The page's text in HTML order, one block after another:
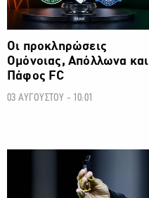
Οι προκληρώσεις
Ομόνοιας, Aπόλλωνα και
Πάφος FC
03 ΑΥΓΟΥΣΤΟΥ - 10:01
ΠΟΔΟΣΦΑΙΡΟ